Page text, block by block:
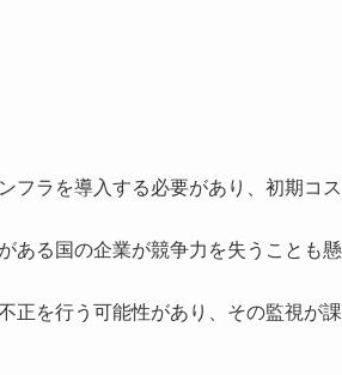
フラを導入する必要があり、初期コス
ある国の企業が競争力を失うことも懸
正を行う可能性があり、その監視が課